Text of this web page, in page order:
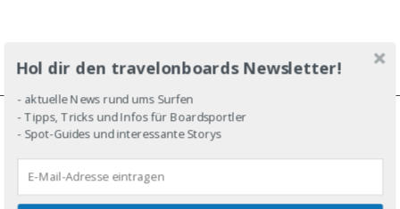
JOIN THE LINE-UP!
Hol dir den travelonboards Newsletter!
- aktuelle News rund ums Surfen
- Tipps, Tricks und Infos für Boardsportler
- Spot-Guides und interessante Storys